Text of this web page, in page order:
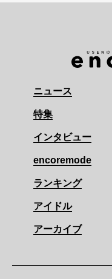
ニュース
特集
インタビュー
encoremode
ランキング
アイドル
アーカイブ